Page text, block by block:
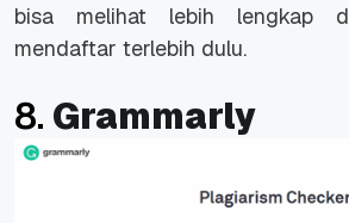
bisa melihat lebih lengkap
mendaftar terlebih dulu.
8. Grammarly